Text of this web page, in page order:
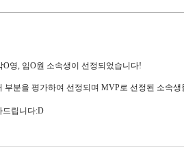
영, 임O원 소속생이 선정되었습니다!
분을 평가하여 선정되며 MVP로 선정된 소속
드립니다:D